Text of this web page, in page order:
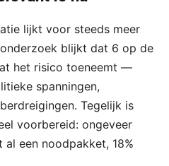
lijkt voor steeds meer
blijkt dat 6 op de
het risico toeneemt —
spanningen,
Tegelijk is
voorbereid: ongeveer
al een noodpakket, 18%